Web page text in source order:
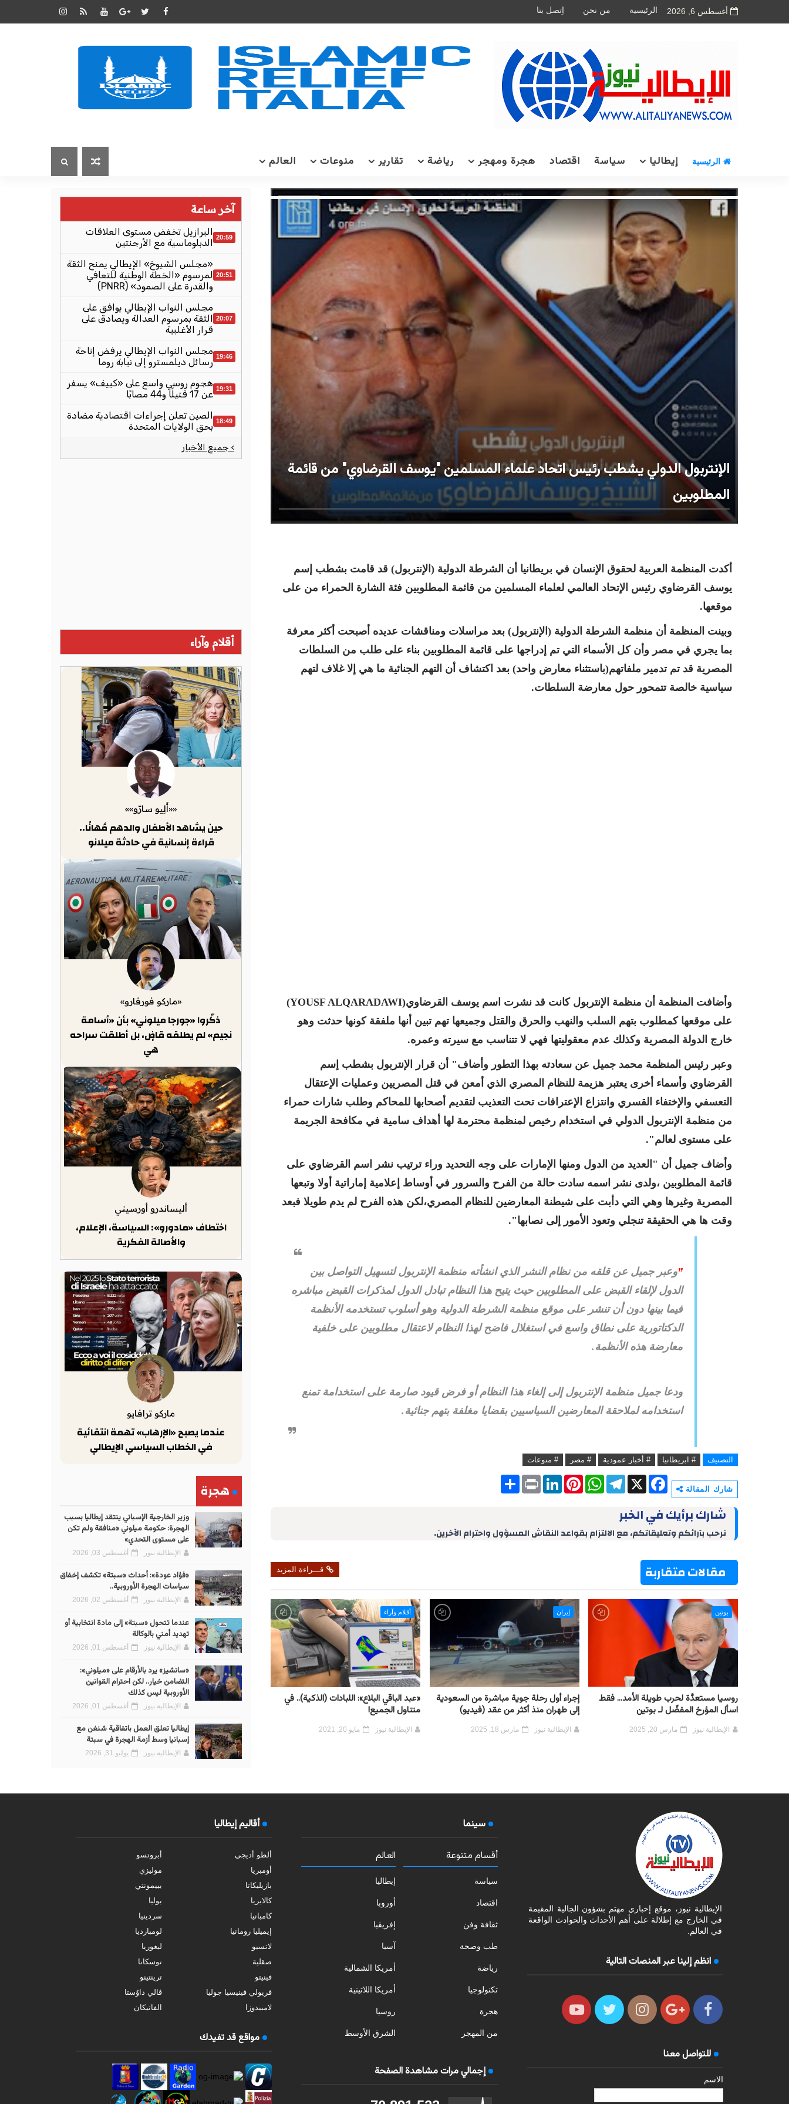
أغسطس 6, 2026 الرئيسية من نحن اِتصل بنا
الرئيسية إيطاليا سياسة اقتصاد هجرة ومهجر رياضة تقارير منوعات العالم
الإنتربول الدولي يشطب رئيس اتحاد علماء المسلمين "يوسف القرضاوي" من قائمة
المطلوبين
أكدت المنظمة العربية لحقوق الإنسان في بريطانيا أن الشرطة الدولية (الإنتربول) قد قامت بشطب إسم
يوسف القرضاوي رئيس الإتحاد العالمي لعلماء المسلمين من قائمة المطلوبين فئة الشارة الحمراء من على
موقعها.
وبينت المنظمة أن منظمة الشرطة الدولية (الإنتربول) بعد مراسلات ومناقشات عديده أصبحت أكثر معرفة
بما يجري في مصر وأن كل الأسماء التي تم إدراجها على قائمة المطلوبين بناء على طلب من السلطات
المصرية قد تم تدمير ملفاتهم(باستثناء معارض واحد) بعد اكتشاف أن التهم الجنائية ما هي إلا غلاف لتهم
سياسية خالصة تتمحور حول معارضة السلطات.
وأضافت المنظمة أن منظمة الإنتربول كانت قد نشرت اسم يوسف القرضاوي(YOUSF ALQARADAWI)
على موقعها كمطلوب بتهم السلب والنهب والحرق والقتل وجميعها تهم تبين أنها ملفقة كونها حدثت وهو
خارج الدولة المصرية وكذلك عدم معقوليتها فهي لا تتناسب مع سيرته وعمره.
وعبر رئيس المنظمة محمد جميل عن سعادته بهذا التطور وأضاف" أن قرار الإنتربول بشطب إسم
القرضاوي وأسماء أخرى يعتبر هزيمة للنظام المصري الذي أمعن في قتل المصريين وعمليات الإعتقال
التعسفي والإختفاء القسري وانتزاع الإعترافات تحت التعذيب لتقديم أصحابها للمحاكم وطلب شارات حمراء
من منظمة الإنتربول الدولي في استخدام رخيص لمنظمة محترمة لها أهداف سامية في مكافحة الجريمة
على مستوى لعالم".
وأضاف جميل أن "العديد من الدول ومنها الإمارات على وجه التحديد وراء ترتيب نشر اسم القرضاوي على
قائمة المطلوبين ،ولدى نشر اسمه سادت حالة من الفرح والسرور في أوساط إعلامية إماراتية أولا وتبعها
المصرية وغيرها وهي التي دأبت على شيطنة المعارضين للنظام المصري،لكن هذه الفرح لم يدم طويلا فبعد
وقت ها هي الحقيقة تنجلي وتعود الأمور إلى نصابها".
”وعبر جميل عن قلقه من نظام النشر الذي انشأته منظمة الإنتربول لتسهيل التواصل بين
الدول لإلقاء القبض على المطلوبين حيث يتيح هذا النظام تبادل الدول لمذكرات القبض مباشره
فيما بينها دون أن تنشر على موقع منظمة الشرطة الدولية وهو أسلوب تستخدمه الأنظمة
الدكتاتورية على نطاق واسع في استغلال فاضح لهذا النظام لاعتقال مطلوبين على خلفية
معارضة هذه الأنظمة.
ودعا جميل منظمة الإنتربول إلى إلغاء هذا النظام أو فرض قيود صارمة على استخدامة تمنع
استخدامه لملاحقة المعارضين السياسيين بقضايا مغلفة بتهم جنائية.
التصنيف # ابريطانيا # أخبار عمودية # مصر # منوعات
شارك المقالة
S
P
r
L
I
P
e
W
h
p
T
e
g
a
X
F
a
b
o
شارك برأيك في الخبر
نرحب بآرائكم وتعليقاتكم، مع الالتزام بقواعد النقاش المسؤول واحترام الآخرين.
مقالات متقاربة قـــراءة المزيد
بوتين
روسيا مستعدَّة لحرب طويلة الأمد... فقط
اسأل المؤرخ المفضّل لـ بوتين
الإيطالية نيوز مارس 20, 2025
إيران
إجراء أول رحلة جوية مباشرة من السعودية
إلى طهران منذ أكثر من عقد (فيديو)
الإيطالية نيوز مارس 18, 2025
أقلام وآراء
«عبد الباقي البلاع»: اللبادات (الذكية).. في
متناول الجميع!
الإيطالية نيوز مايو 20, 2021
آخر ساعة
20:59 البرازيل تخفض مستوى العلاقات
الدبلوماسية مع الأرجنتين
20:51
«مجلس الشيوخ» الإيطالي يمنح الثقة
لمرسوم «الخطة الوطنية للتعافي
والقدرة على الصمود» (PNRR)
20:07
مجلس النواب الإيطالي يوافق على
الثقة بمرسوم العدالة ويصادق على
قرار الأغلبية
19:46 مجلس النواب الإيطالي يرفض إتاحة
رسائل ديلمسترو إلى نيابة روما
19:31 هجوم روسي واسع على «كييف» يسفر
عن 17 قتيلًا و44 مصابًا
18:49 الصين تعلن إجراءات اقتصادية مضادة
بحق الولايات المتحدة
› جميع الأخبار
أقلام وآراء
««أَلِيو سارّو»»
حين يشاهد الأطفال والدهم مُهانًا..
قراءة إنسانية في حادثة ميلانو
«ماركو فورفارو»
ذكّروا «جورجا ميلوني» بأن «أسامة
نجيم» لم يطلقه قاضٍ، بل أطلقت سراحه
هي
أليساندرو أورسيني
اختطاف «مادورو»: السياسة، الإعلام،
والأصالة الفكرية
ماركو ترافايو
عندما يصبح «الإرهاب» تهمة انتقائية
في الخطاب السياسي الإيطالي
هجرة
وزير الخارجية الإسباني ينتقد إيطاليا بسبب
الهجرة: حكومة ميلوني «منافقة ولم تكن
على مستوى التحدي»
الإيطالية نيوز أغسطس 03, 2026
«فؤاد عودة»: أحداث «سبتة» تكشف إخفاق
سياسات الهجرة الأوروبية..
الإيطالية نيوز أغسطس 02, 2026
عندما تتحول «سبتة» إلى مادة انتخابية أو
تهديد أمني بالوكالة
الإيطالية نيوز أغسطس 01, 2026
«سانشيز» يرد بالأرقام على «ميلوني»:
التضامن خيار.. لكن احترام القوانين
الأوروبية ليس كذلك
الإيطالية نيوز أغسطس 01, 2026
إيطاليا تعلق العمل باتفاقية شنغن مع
إسبانيا وسط أزمة الهجرة في سبتة
الإيطالية نيوز يوليو 31, 2026
الإيطالية نيوز، موقع إخباري مهتم بشؤون الجالية المقيمة
في الخارج مع إطلالة على أهم الأحداث والحوادث الواقعة
في العالم.
انظم إلينا عبر المنصات التالية
للتواصل معنا
الاسم
سينما
أقسام متنوعة
سياسة
اقتصاد
ثقافة وفن
طب وصحة
رياضة
تكنولوجيا
هجرة
من المهجر
العالم
إيطاليا
أوروبا
إفريقيا
آسيا
أمريكا الشمالية
أمريكا اللاتينية
روسيا
الشرق الأوسط
إجمالي مرات مشاهدة الصفحة
أقاليم إيطاليا
ألطو أديجي
أبروتسو
أومبريا
موليزي
بازيليكاتا
بييمونتي
كالابريا
بوليا
كامبانيا
سردينيا
إيميليا رومانيا
لومبارديا
لاتسيو
ليغوريا
صقلية
توسكانا
فينيتو
ترينتينو
فريولي فينيسيا جوليا
ڤالي داوُستا
لامبيدوزا
الفاتيكان
مواقع قد تفيدك